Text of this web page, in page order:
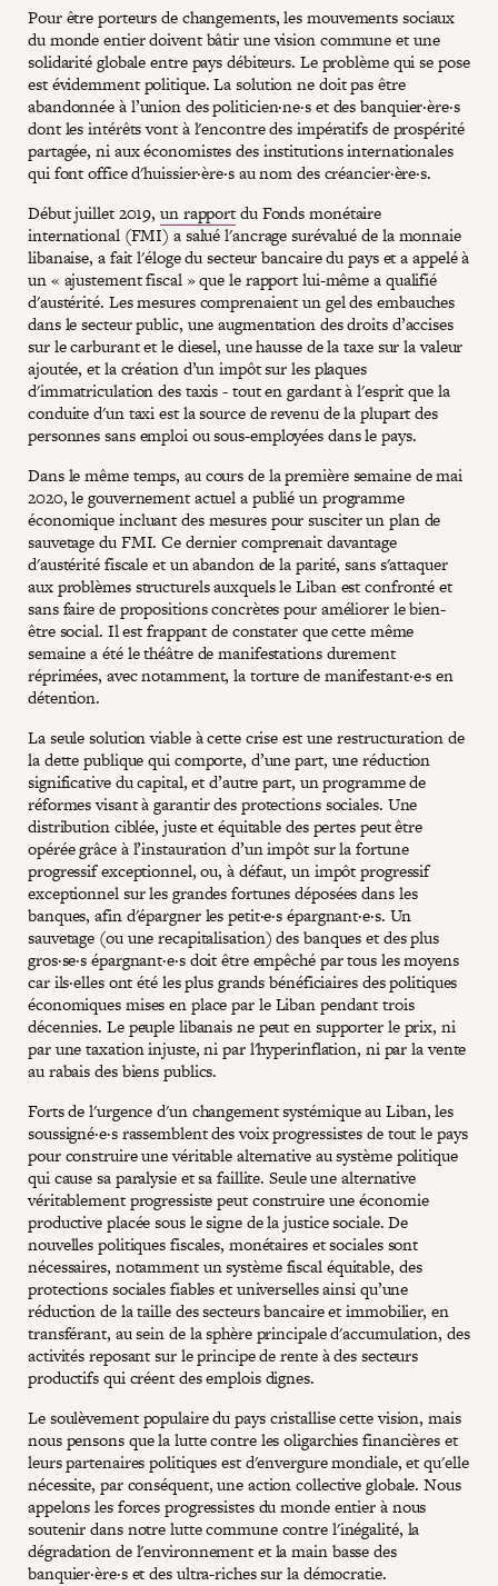
Pour être porteurs de changements, les mouvements sociaux
du monde entier doivent bâtir une vision commune et une
solidarité globale entre pays débiteurs. Le problème qui se pose
est évidemment politique. La solution ne doit pas être
abandonnée à l’union des politicien·ne·s et des banquier·ère·s
dont les intérêts vont à l'encontre des impératifs de prospérité
partagée, ni aux économistes des institutions internationales
qui font office d'huissier·ère·s au nom des créancier·ère·s.
Début juillet 2019,un rapportdu Fonds monétaire
international (FMI) a salué l'ancrage surévalué de la monnaie
libanaise, a fait l'éloge du secteur bancaire du pays et a appelé à
un « ajustement fiscal » que le rapport lui-même a qualifié
d'austérité. Les mesures comprenaient un gel des embauches
dans le secteur public, une augmentation des droits d’accises
sur le carburant et le diesel, une hausse de la taxe sur la valeur
ajoutée, et la création d’un impôt sur les plaques
d'immatriculation des taxis - tout en gardant à l'esprit que la
conduite d'un taxi est la source de revenu de la plupart des
personnes sans emploi ou sous-employées dans le pays.
Dans le même temps, au cours de la première semaine de mai
2020, le gouvernement actuel a publié un programme
économique incluant des mesures pour susciter un plan de
sauvetage du FMI. Ce dernier comprenait davantage
d'austérité fiscale et un abandon de la parité, sans s'attaquer
aux problèmes structurels auxquels le Liban est confronté et
sans faire de propositions concrètes pour améliorer le bien-
être social. Il est frappant de constater que cette même
semaine a été le théâtre de manifestations durement
réprimées, avec notamment, la torture de manifestant·e·s en
détention.
La seule solution viable à cette crise est une restructuration de
la dette publique qui comporte, d’une part, une réduction
significative du capital, et d’autre part, un programme de
réformes visant à garantir des protections sociales. Une
distribution ciblée, juste et équitable des pertes peut être
opérée grâce à l’instauration d’un impôt sur la fortune
progressif exceptionnel, ou, à défaut, un impôt progressif
exceptionnel sur les grandes fortunes déposées dans les
banques, afin d'épargner les petit·e·s épargnant·e·s. Un
sauvetage (ou une recapitalisation) des banques et des plus
gros·se·s épargnant·e·s doit être empêché par tous les moyens
car ils·elles ont été les plus grands bénéficiaires des politiques
économiques mises en place par le Liban pendant trois
décennies. Le peuple libanais ne peut en supporter le prix, ni
par une taxation injuste, ni par l'hyperinflation, ni par la vente
au rabais des biens publics.
Forts de l'urgence d'un changement systémique au Liban, les
soussigné·e·s rassemblent des voix progressistes de tout le pays
pour construire une véritable alternative au système politique
qui cause sa paralysie et sa faillite. Seule une alternative
véritablement progressiste peut construire une économie
productive placée sous le signe de la justice sociale. De
nouvelles politiques fiscales, monétaires et sociales sont
nécessaires, notamment un système fiscal équitable, des
protections sociales fiables et universelles ainsi qu’une
réduction de la taille des secteurs bancaire et immobilier, en
transférant, au sein de la sphère principale d'accumulation, des
activités reposant sur le principe de rente à des secteurs
productifs qui créent des emplois dignes.
Le soulèvement populaire du pays cristallise cette vision, mais
nous pensons que la lutte contre les oligarchies financières et
leurs partenaires politiques est d'envergure mondiale, et qu'elle
nécessite, par conséquent, une action collective globale. Nous
appelons les forces progressistes du monde entier à nous
soutenir dans notre lutte commune contre l'inégalité, la
dégradation de l'environnement et la main basse des
banquier·ère·s et des ultra-riches sur la démocratie.